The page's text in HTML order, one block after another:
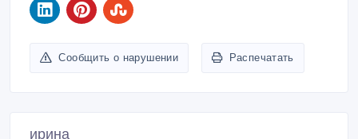
Сообщить о нарушении Распечатать
ирина